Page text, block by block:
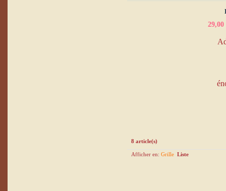
29,00
8 article(s)
Afficher en: Grille Liste